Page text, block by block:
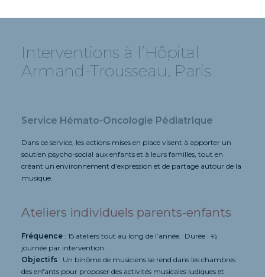
Interventions à l’Hôpital
Armand-Trousseau, Paris
Service Hémato-Oncologie Pédiatrique
Dans ce service, les actions mises en place visent à apporter un
soutien psycho-social aux enfants et à leurs familles, tout en
créant un environnement d’expression et de partage autour de la
musique.
Ateliers individuels parents-enfants
Fréquence : 15 ateliers tout au long de l’année. Durée : ½
journée par intervention.
Objectifs : Un binôme de musiciens se rend dans les chambres
des enfants pour proposer des activités musicales ludiques et